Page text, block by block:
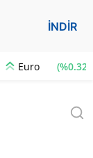
İNDİR
Euro (%0.32)